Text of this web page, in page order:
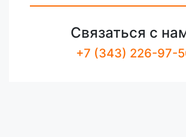
Связаться с
+7 (343) 226-97-